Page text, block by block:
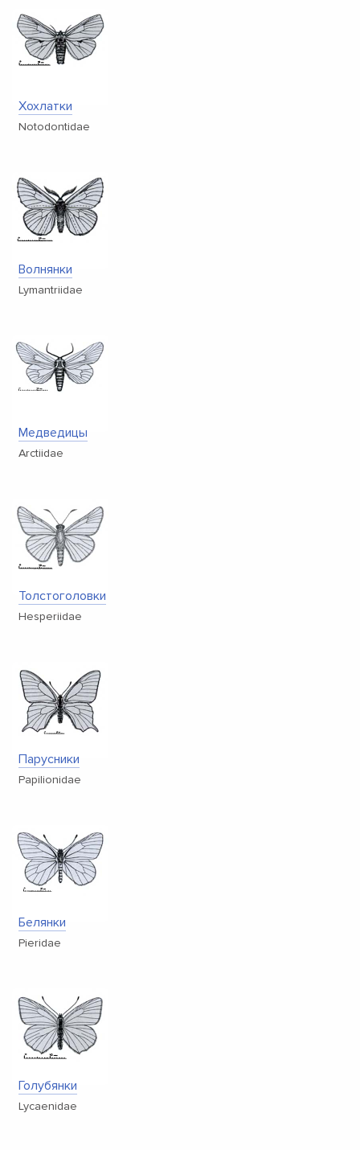
Хохлатки
Notodontidae
Волнянки
Lymantriidae
Медведицы
Arctiidae
Толстоголовки
Hesperiidae
Парусники
Papilionidae
Белянки
Pieridae
Голубянки
Lycaenidae